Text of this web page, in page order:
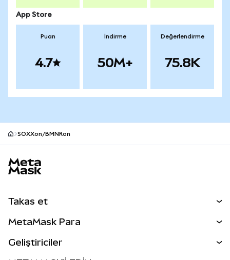
App Store
Puan
4.7
İndirme
50M+
Değerlendirme
75.8K
SOXXon/BMNRon
Takas et
Perps
MetaMask Para
Geliştiriciler